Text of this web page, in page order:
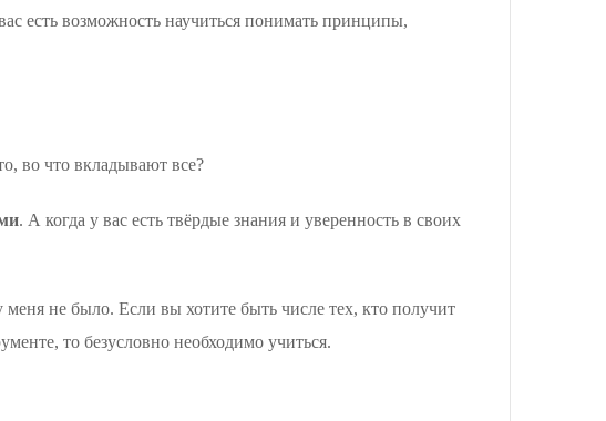
есть возможность научиться понимать принципы,
во что вкладывают все?
. А когда у вас есть твёрдые знания и уверенность в своих
меня не было. Если вы хотите быть числе тех, кто получит
то безусловно необходимо учиться.